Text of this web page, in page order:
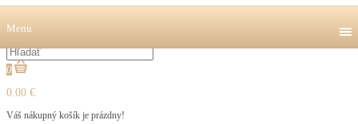
Menu
0
0.00 €
Váš nákupný košík je prázdny!